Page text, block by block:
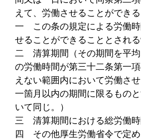
えて、労働させることができる
一 この条の規定による労働
せることができることとされ
二 清算期間（その期間を平
の労働時間が第三十二条第一
えない範囲内において労働させ
一箇月以内の期間に限るもの
いて同じ。）
三 清算期間における総労働
四 その他厚生労働省令で定